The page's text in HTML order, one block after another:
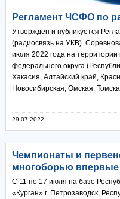
Регламент ЧСФО по
Утверждён и публикуется
(радиосвязь на УКВ).
июля 2022 года на
федерального округа
Хакасия, Алтайский край,
Новосибирская, Омская,
29.07.2022
Чемпионаты и
многоборью впервые
С 11 по 17 июля на базе
«Курган» г. Петрозаводск,